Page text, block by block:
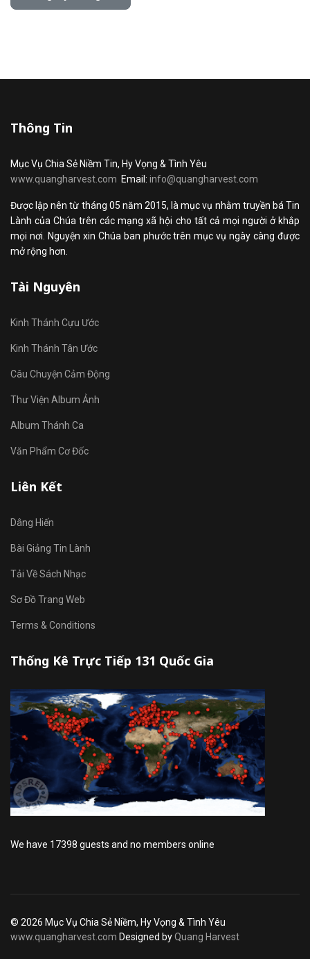
Thông Tin
Mục Vụ Chia Sẻ Niềm Tin, Hy Vọng & Tình Yêu
www.quangharvest.com Email: info@quangharvest.com
Được lập nên từ tháng 05 năm 2015, là mục vụ nhằm truyền bá Tin
Lành của Chúa trên các mạng xã hội cho tất cả mọi người ở khắp
mọi nơi. Nguyện xin Chúa ban phước trên mục vụ ngày càng được
mở rộng hơn.
Tài Nguyên
Kinh Thánh Cựu Ước
Kinh Thánh Tân Ước
Câu Chuyện Cảm Động
Thư Viện Album Ảnh
Album Thánh Ca
Văn Phẩm Cơ Đốc
Liên Kết
Dâng Hiến
Bài Giảng Tin Lành
Tải Về Sách Nhạc
Sơ Đồ Trang Web
Terms & Conditions
Thống Kê Trực Tiếp 131 Quốc Gia
We have 17398 guests and no members online
© 2026 Mục Vụ Chia Sẻ Niềm, Hy Vọng & Tình Yêu
www.quangharvest.com Designed byQuang Harvest